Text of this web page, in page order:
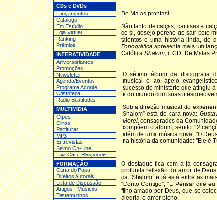
CDs e DVDs
Lançamentos
Catálogo
Em Estúdio
Loja Virtual
Ranking
Prêmios
INTERATIVIDADE
Aniversariantes
Promoções
Newsletter
Agenda/Eventos
Programa Acorde
Cristoteca
Rádio Beatitudes
MULTIMÍDIA
Clipes
Cifras
Partituras
MP3
Entrevistas
Salmo On-Line
Luiz Carv. Responde
FORMAÇÃO
Carta do Papa
Direitos Autorais
Lista de Discussão
Artigos - Músicos
Testemunhos
De Malas prontas!
Não tanto de calças, camisas e
de si, desejo perene de sair pelo
talentos e uma história linda, de
Fonográficaapresenta mais um
Católica Shalom, o CD “De Malas
O sétimo álbum da discografia
musical e ao apelo
sucesso do ministério que atingiu
e do mundo com suas
Sob a direção musical do
Shalom” está de cara nova:
Morel, consagrados da
compõem o álbum, sendo 12
além de uma música nova, "O
na história da comunidade: "Ele é
O destaque fica com a já
profunda reflexão do amor de
da “Shalom” e já está entre as
“Conto Contigo”, “E Pensar que
filho amado por Deus, que se
alegria, o amor pleno.